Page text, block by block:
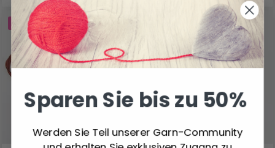
20% Rabatt
Sparen Sie bis zu 50%
Werden Sie Teil unserer Garn-Community